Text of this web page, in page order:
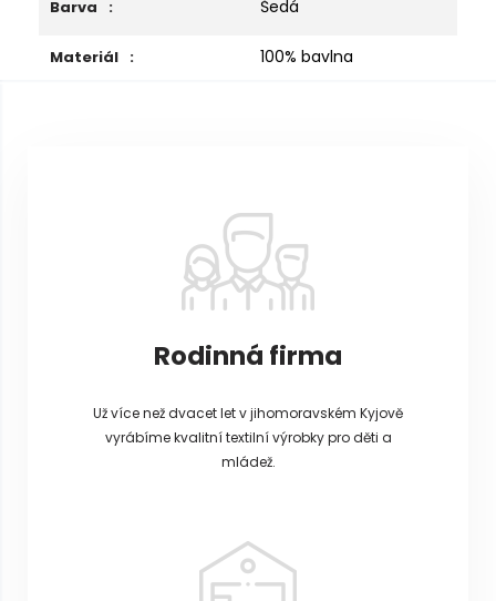
Barva : Šedá
Materiál : 100% bavlna
Rodinná firma
Už více než dvacet let v jihomoravském Kyjově
vyrábíme kvalitní textilní výrobky pro děti a
mládež.